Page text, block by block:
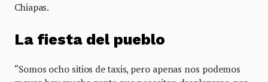
Chiapas.
La fiesta del pueblo
“Somos ocho sitios de taxis, pero apenas nos podemos